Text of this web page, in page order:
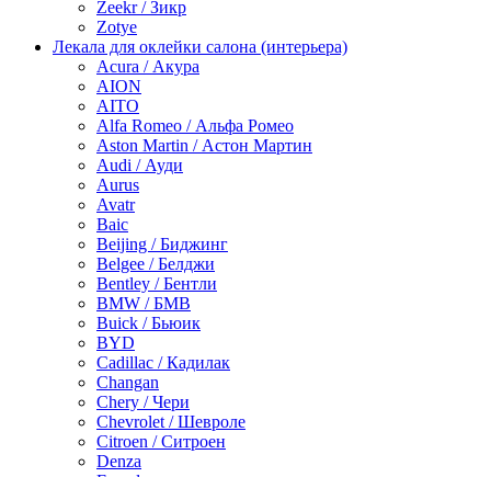
Zeekr / Зикр
Zotye
Лекала для оклейки салона (интерьера)
Acura / Акура
AION
AITO
Alfa Romeo / Альфа Ромео
Aston Martin / Астон Мартин
Audi / Ауди
Aurus
Avatr
Baic
Beijing / Биджинг
Belgee / Белджи
Bentley / Бентли
BMW / БМВ
Buick / Бьюик
BYD
Cadillac / Кадилак
Changan
Chery / Чери
Chevrolet / Шевроле
Citroen / Ситроен
Denza